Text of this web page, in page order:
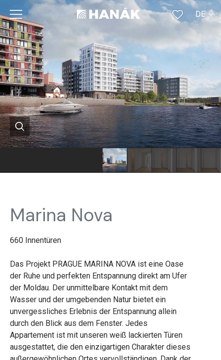
CS
DE
RU
FR
Marina Nova
660 Innentüren
Das Projekt PRAGUE MARINA NOVA ist eine Oase
der Ruhe und perfekten Entspannung direkt am Ufer
der Moldau. Der unmittelbare Kontakt mit dem
Wasser und der umgebenden Natur bietet ein
unvergessliches Erlebnis der Entspannung allein
durch den Blick aus dem Fenster. Jedes
Appartement ist mit unseren weiß lackierten Türen
ausgestattet, die den einzigartigen Charakter dieses